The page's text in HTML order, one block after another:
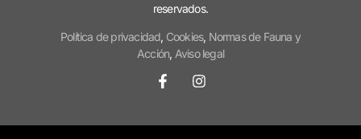
reservados.
Política de privacidad, Cookies, Normas de Fauna y
Acción, Aviso legal